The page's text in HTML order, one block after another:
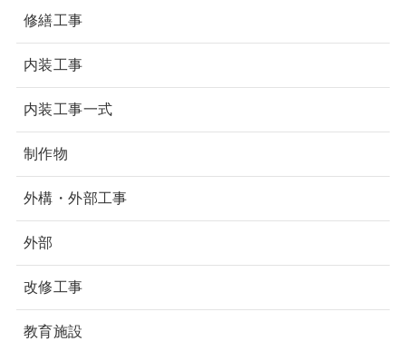
修繕工事
内装工事
内装工事一式
制作物
外構・外部工事
外部
改修工事
教育施設